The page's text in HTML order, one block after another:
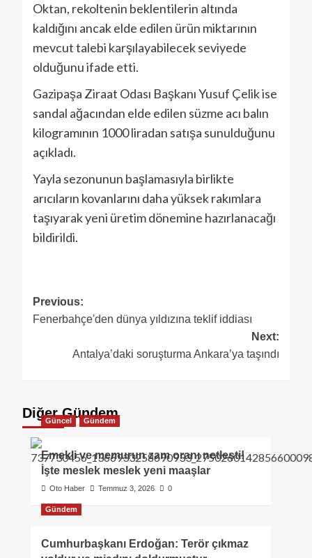
Oktan, rekoltenin beklentilerin altında
kaldığını ancak elde edilen ürün miktarının
mevcut talebi karşılayabilecek seviyede
olduğunu ifade etti.
Gazipaşa Ziraat Odası Başkanı Yusuf Çelik ise
sandal ağacından elde edilen süzme acı balın
kilogramının 1000 liradan satışa sunulduğunu
açıkladı.
Yayla sezonunun başlamasıyla birlikte
arıcıların kovanlarını daha yüksek rakımlara
taşıyarak yeni üretim dönemine hazırlanacağı
bildirildi.
Previous:
Fenerbahçe'den dünya yıldızına teklif iddiası
Next:
Antalya’daki soruşturma Ankara’ya taşındı
Diğer Gündem
Güncel Gündem
Emekli ve memurun zam oranı netleşti!
İşte meslek meslek yeni maaşlar
Oto Haber Temmuz 3, 2026 0
Gündem
Cumhurbaşkanı Erdoğan: Terör çıkmaz